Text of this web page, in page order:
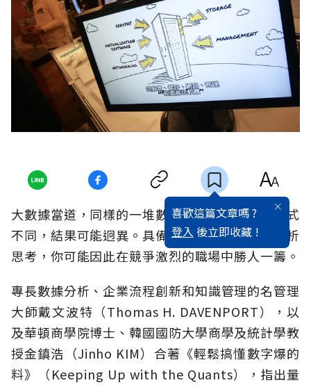
喜歡這篇文章嗎 ?
登入 後立即收藏 !
大數據當道，同樣的一堆數字，由於各人解讀方式
不同，結果可能迥異。具備分析力、善用量化分析
思考，你可能因此在競爭激烈的職場中勝人一籌。
專長數據分析、企業流程創新和知識管理的名管理
大師戴文波特（Thomas H. DAVENPORT），以
及華頓商學院博士、韓國國防大學商學及統計學教
授金鎮浩（Jinho KIM）合著《輕鬆搞懂數字爆的
料》（Keeping Up with the Quants），指出量